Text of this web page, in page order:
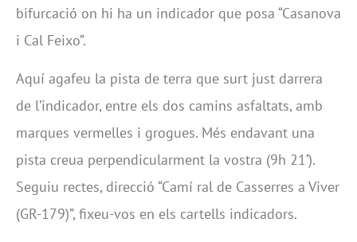
bifurcació on hi ha un indicador que posa “Casanova
i Cal Feixo”.
Aquí agafeu la pista de terra que surt just darrera
de l’indicador, entre els dos camins asfaltats, amb
marques vermelles i grogues. Més endavant una
pista creua perpendicularment la vostra (9h 21’).
Seguiu rectes, direcció “Camí ral de Casserres a Viver
(GR-179)”, fixeu-vos en els cartells indicadors.